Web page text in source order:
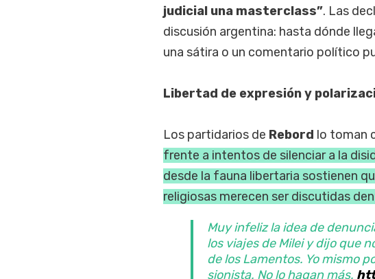
judicial una masterclass”. Las
discusión argentina: hasta dónde
una sátira o un comentario político
Libertad de expresión y
Los partidarios de Rebord lo toman
frente a intentos de silenciar a la
desde la fauna libertaria sostienen
religiosas merecen ser discutidas
Muy infeliz la idea de
los viajes de Milei y dijo que
de los Lamentos. Yo mismo
sionista. No lo hagan más.